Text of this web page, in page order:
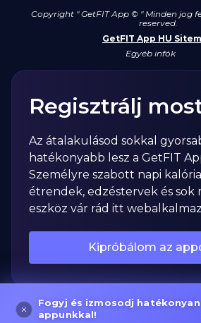
Fogyj és izmosodj hatékonyan
appunkkal!
Copyright " GetFIT App © " Minden jog
reserved.
GetFIT App HU
Egyéb infók
Regisztrálj
Az átalakulásod sokkal
hatékonyabb lesz a GetFIT
Személyre szabott napi
étrendek, edzéstervek és sok
eszköz vár rád itt
Kipróbálom az